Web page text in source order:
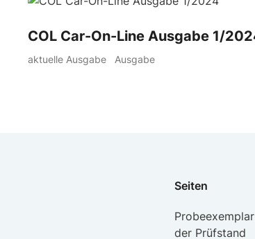
COL Car-On-Line Ausgabe 1/
aktuelle Ausgabe Ausgabe
Seiten
der Prüfstand